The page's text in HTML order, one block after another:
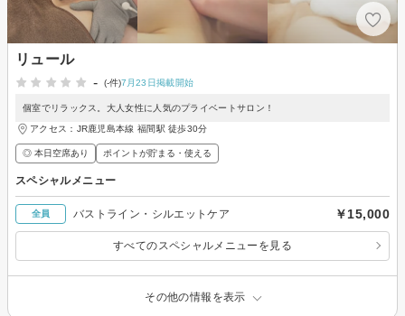
リュール
-
(-件)7月23日掲載開始
個室でリラックス。大人女性に人気のプライベートサロン！
アクセス：JR鹿児島本線 福間駅 徒歩30分
◎ 本日空席あり ポイントが貯まる・使える
スペシャルメニュー
全員 バストライン・シルエットケア ￥15,000
すべてのスペシャルメニューを見る
その他の情報を表示